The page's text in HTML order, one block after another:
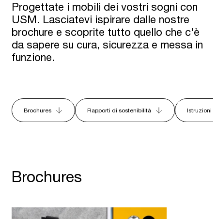
Progettate i mobili dei vostri sogni con
USM. Lasciatevi ispirare dalle nostre
brochure e scoprite tutto quello che c'è
da sapere su cura, sicurezza e messa in
funzione.
Brochures Rapporti di sostenibilità Istruzioni
Brochures